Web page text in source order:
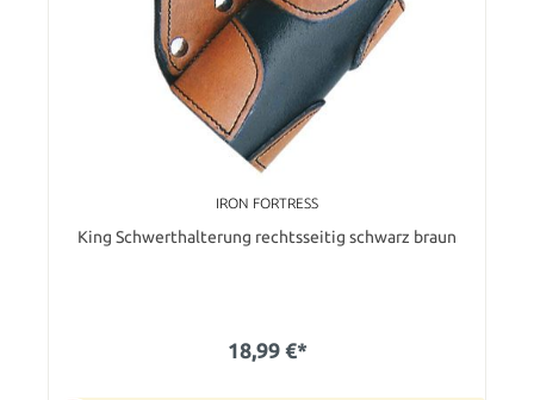
IRON FORTRESS
King Schwerthalterung rechtsseitig schwarz braun
18,99 €*